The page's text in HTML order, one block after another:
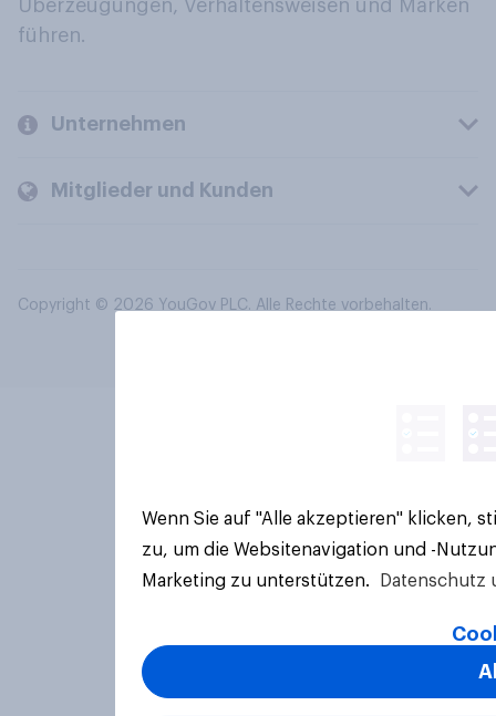
Überzeugungen, Verhaltensweisen und Marken
führen.
Unternehmen
Mitglieder und Kunden
Copyright © 2026 YouGov PLC. Alle Rechte vorbehalten.
Wenn Sie auf "Alle akzeptieren" klicken,
zu, um die Websitenavigation und -
Marketing zu unterstützen.
Datenschutz